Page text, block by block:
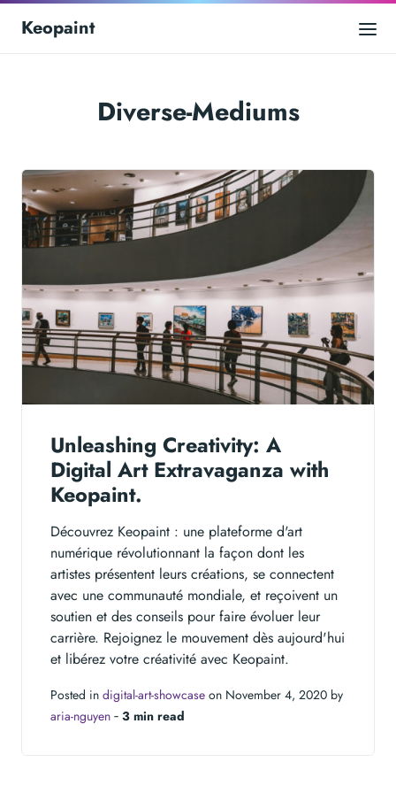
Keopaint
Diverse-Mediums
Unleashing Creativity: A
Digital Art Extravaganza with
Keopaint.
Découvrez Keopaint : une plateforme d'art
numérique révolutionnant la façon dont les
artistes présentent leurs créations, se connectent
avec une communauté mondiale, et reçoivent un
soutien et des conseils pour faire évoluer leur
carrière. Rejoignez le mouvement dès aujourd'hui
et libérez votre créativité avec Keopaint.
Posted in digital-art-showcase on November 4, 2020 by
aria-nguyen ‐ 3 min read